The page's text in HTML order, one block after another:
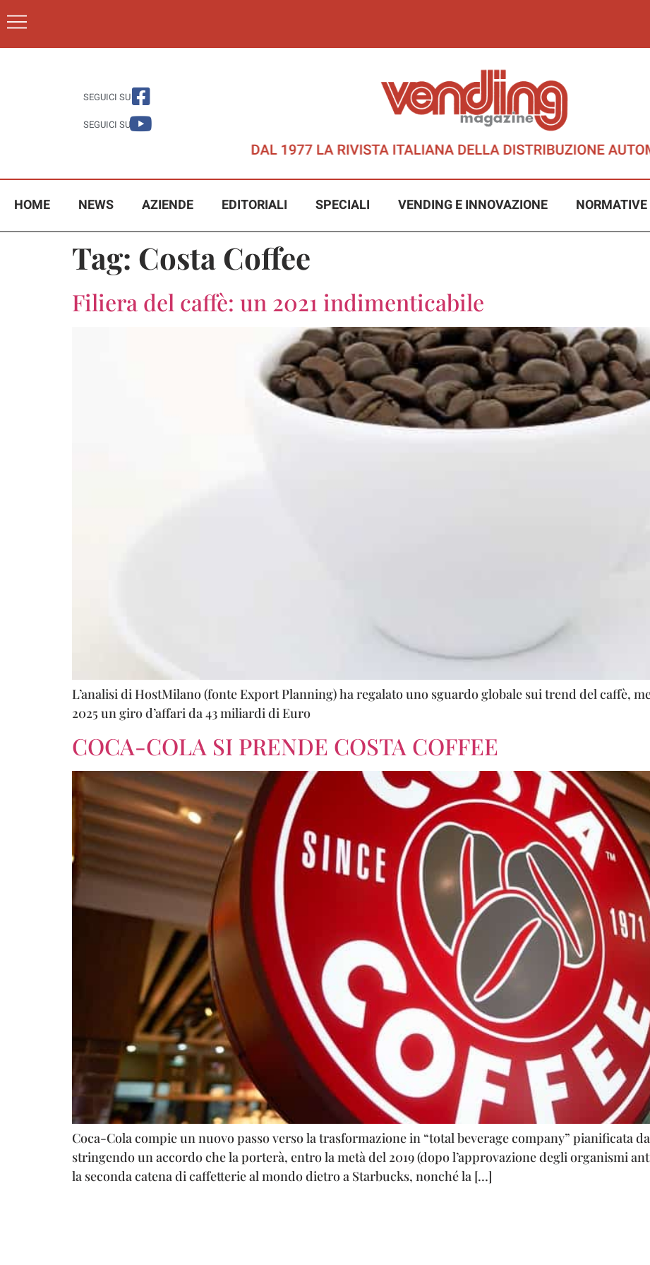
SEGUICI SU
SEGUICI SU
HOME NEWS AZIENDE EDITORIALI SPECIALI VENDING E INNOVAZIONE
Tag: Costa Coffee
Filiera del caffè: un 2021 indimenticabile
L’analisi di HostMilano (fonte Export Planning) ha regalato uno sguardo globale sui trend del caffè,
2025 un giro d’affari da 43 miliardi di Euro
COCA-COLA SI PRENDE COSTA COFFEE
Coca-Cola compie un nuovo passo verso la trasformazione in “total beverage company” pianificata
stringendo un accordo che la porterà, entro la metà del 2019 (dopo l’approvazione degli organismi
la seconda catena di caffetterie al mondo dietro a Starbucks, nonché la […]